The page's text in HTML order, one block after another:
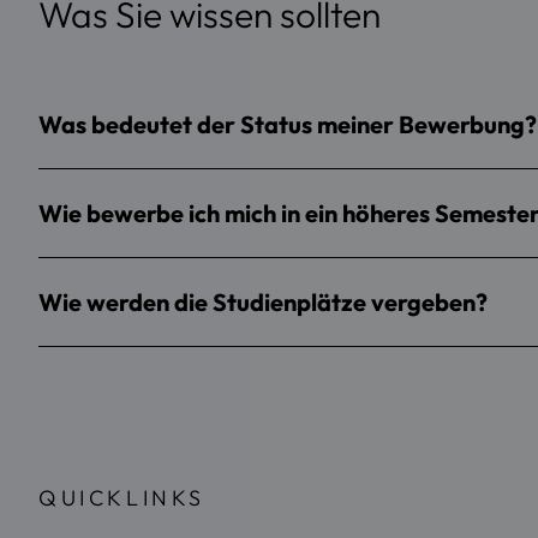
Was Sie wissen sollten
Was bedeutet der Status meiner Bewerbung?
Wie bewerbe ich mich in ein höheres
Wie werden die Studienplätze vergeben?
QUICKLINKS